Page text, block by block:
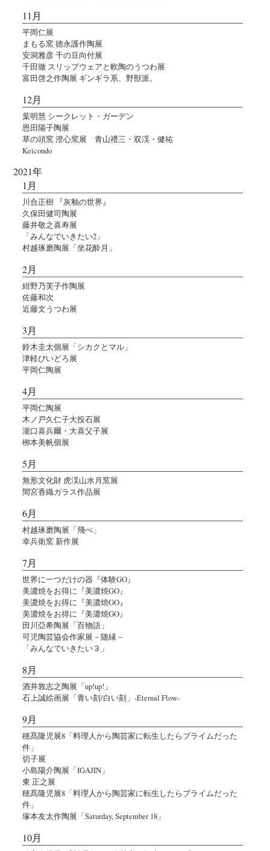
11月
平岡仁展
まもる窯 徳永護作陶展
安洞雅彦 千の豆向付展
千田徹 スリップウェアと軟陶のうつわ展
富田啓之作陶展 ギンギラ系、野獣派。
12月
葉明慧 シークレット・ガーデン
恩田陽子陶展
草の頭窯 澄心窯展 青山禮三・双渓・健祐
Keicondo
2021年
1月
川合正樹 『灰釉の世界』
久保田健司陶展
藤井敬之喜寿展
「みんなでいきたい2」
村越琢磨陶展「坐花酔月」
2月
紺野乃芙子作陶展
佐藤和次
近藤文うつわ展
3月
鈴木圭太個展「シカクとマル」
津軽びいどろ展
平岡仁陶展
4月
平岡仁陶展
木ノ戸久仁子大投石展
瀧口喜兵爾・大喜父子展
栁本美帆個展
5月
無形文化財 虎渓山水月窯展
間宮香織ガラス作品展
6月
村越琢磨陶展「飛べ」
幸兵衛窯 新作展
7月
世界に一つだけの器『体験GO』
美濃焼をお得に『美濃焼GO』
美濃焼をお得に『美濃焼GO』
美濃焼をお得に『美濃焼GO』
田川亞希陶展「百物語」
可児陶芸協会作家展－随縁－
「みんなでいきたい３」
8月
酒井敦志之陶展「up!up!」
石上誠絵画展「青い刻/白い刻」-Eternal Flow-
9月
穂髙隆児展8「料理人から陶芸家に転生したらプライムだった
件」
切子展
小島陽介陶展「IGAJIN」
東 正之展
穂髙隆児展8「料理人から陶芸家に転生したらプライムだった
件」
塚本友太作陶展「Saturday, September 18」
10月